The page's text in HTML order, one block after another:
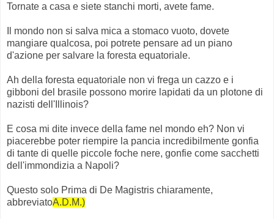
Tornate a casa e siete stanchi morti, avete fame.
Il mondo non si salva mica a stomaco vuoto, dovete
mangiare qualcosa, poi potrete pensare ad un piano
d'azione per salvare la foresta equatoriale.
Ah della foresta equatoriale non vi frega un cazzo e i
gibboni del brasile possono morire lapidati da un plotone di
nazisti dell'Illinois?
E cosa mi dite invece della fame nel mondo eh? Non vi
piacerebbe poter riempire la pancia incredibilmente gonfia
di tante di quelle piccole foche nere, gonfie come sacchetti
dell'immondizia a Napoli?
Questo solo Prima di De Magistris chiaramente,
abbreviatoA.D.M.)